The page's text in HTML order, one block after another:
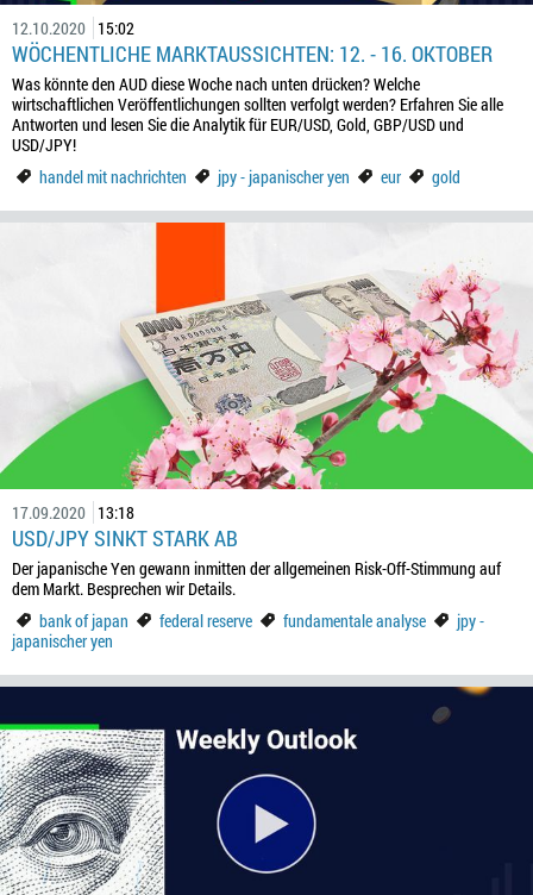
12.10.2020 15:02
WÖCHENTLICHE MARKTAUSSICHTEN: 12. - 16. OKTOBER
Was könnte den AUD diese Woche nach unten drücken? Welche
wirtschaftlichen Veröffentlichungen sollten verfolgt werden? Erfahren Sie alle
Antworten und lesen Sie die Analytik für EUR/USD, Gold, GBP/USD und
USD/JPY!
handel mit nachrichten
jpy - japanischer yen eur gold
17.09.2020 13:18
USD/JPY SINKT STARK AB
Der japanische Yen gewann inmitten der allgemeinen Risk-Off-Stimmung auf
dem Markt. Besprechen wir Details.
bank of japan
federal reserve fundamentale analyse
jpy -
japanischer yen